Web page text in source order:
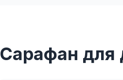
Сарафан для